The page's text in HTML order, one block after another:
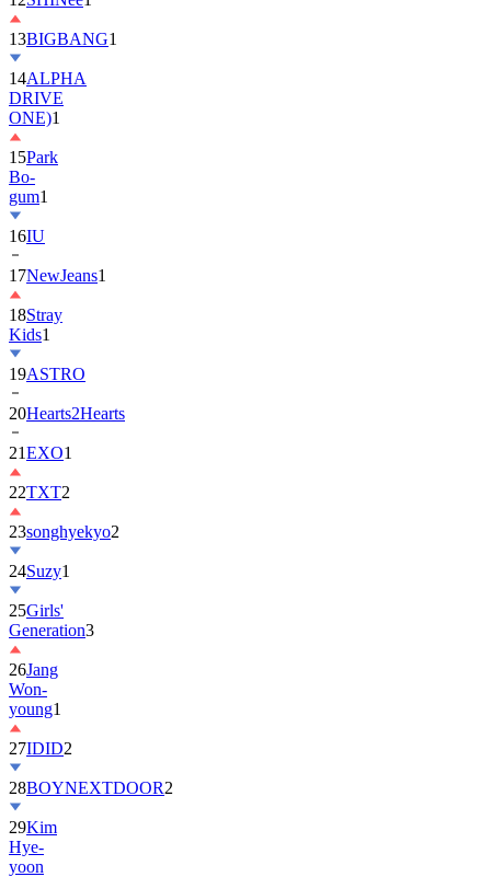
13BIGBANG1
14ALPHA
DRIVE
ONE)1
15Park
Bo-
gum1
16IU
17NewJeans1
18Stray
Kids1
19ASTRO
20Hearts2Hearts
21EXO1
22TXT2
23songhyekyo2
24Suzy1
25Girls'
Generation3
26Jang
Won-
young1
27IDID2
28BOYNEXTDOOR2
29Kim
Hye-
yoon